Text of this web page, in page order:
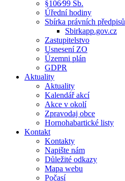
§106⁄99 Sb.
Úřední hodiny
Sbírka právních předpisů
Sbirkapp.gov.cz
Zastupitelstvo
Usnesení ZO
Územni plán
GDPR
Aktuality
Aktuality
Kalendář akcí
Akce v okolí
Zpravodaj obce
Hornohabartické listy
Kontakt
Kontakty
Napište nám
Důležité odkazy
Mapa webu
Počasí